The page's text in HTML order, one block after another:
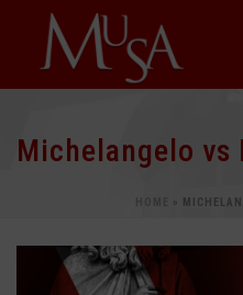
Michelangelo vs
»